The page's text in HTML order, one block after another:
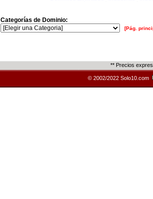
Categorías de Dominio:
[Pág.
** Precios
© 2002/2022 Solo10.com